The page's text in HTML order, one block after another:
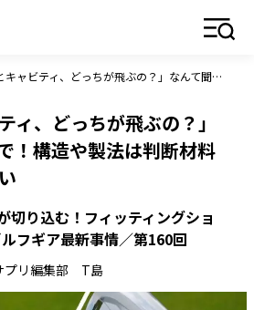
「中空とキャビティ、どっちが飛ぶの？」なんて聞かないで！構造や製法は判断材料の一つに過ぎない
ィ、どっちが飛ぶの？」
！構造や製法は判断材料
切り込む！フィッティングショ
フギア最新事情／第160回
プリ編集部 T島